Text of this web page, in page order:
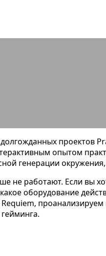
проектов
опытом
генерации
не работают. Если вы
оборудование